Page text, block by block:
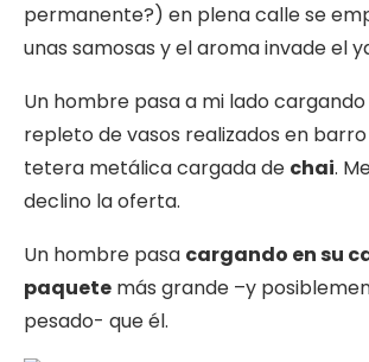
permanente?) en plena calle se
unas samosas y el aroma invade el
Un hombre pasa a mi lado cargando
repleto de vasos realizados en
tetera metálica cargada de chai.
declino la oferta.
Un hombre pasa cargando en su
paquete más grande –y
pesado- que él.